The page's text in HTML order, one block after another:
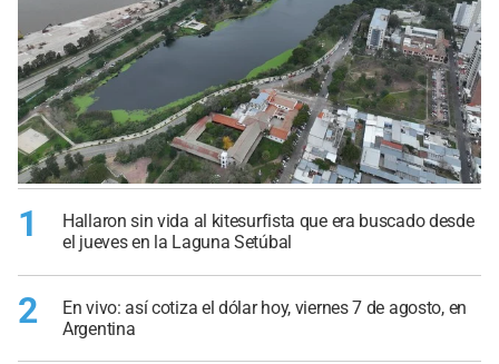
1
Hallaron sin vida al kitesurfista que era buscado desde
el jueves en la Laguna Setúbal
2
En vivo: así cotiza el dólar hoy, viernes 7 de agosto, en
Argentina